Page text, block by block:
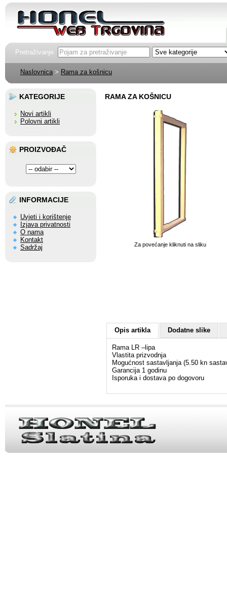
Pretraživanje
Naslovnica> Rama za košnicu
KATEGORIJE
Novi artikli
Polovni artikli
PROIZVOĐAČ
INFORMACIJE
Uvjeti i korištenje
Izjava privatnosti
O nama
Kontakt
Sadržaj
RAMA ZA KOŠNICU
Za povećanje kliknuti na sliku
Opis artikla Dodatne slike
Rama LR –lipa
Vlastita prizvodnja
Mogućnost sastavljanja (5.50 kn
Garancija 1 godinu
Isporuka i dostava po dogovoru